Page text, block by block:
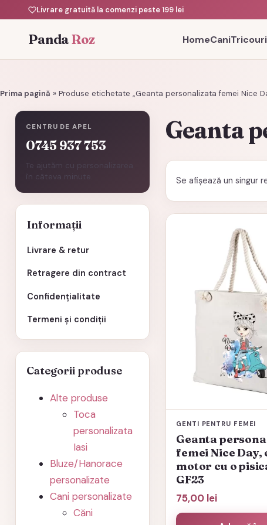
Livrare gratuită la comenzi peste 199 lei
PandaRoz HomeCaniTricouri
Prima pagină » Produse etichetate „Geanta personalizata femei Nice
CENTRU DE APEL
0745 937 753
Te ajutăm cu personalizarea
în câteva minute.
Informații
Livrare & retur
Retragere din contract
Confidențialitate
Termeni și condiții
Categorii produse
Alte produse
Toca
personalizata
Iasi
Bluze/Hanorace
personalizate
Cani personalizate
Căni
Geanta
Se afișează un singur
GENTI PENTRU FEMEI
Geanta
femei Nice Day,
motor cu o
GF23
75,00 lei